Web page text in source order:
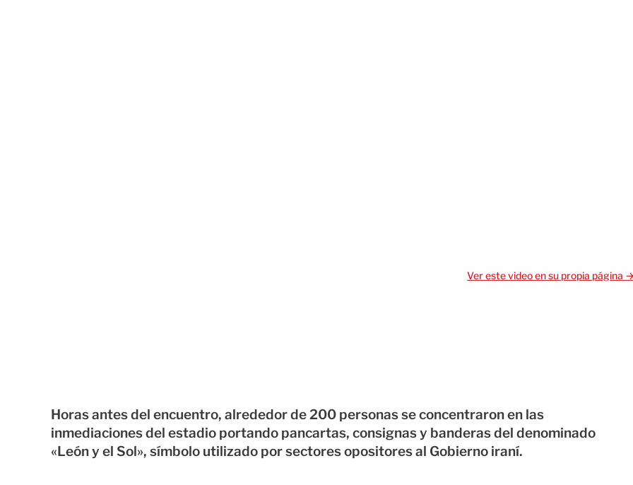
Ver este video en su propia página
Horas antes del encuentro, alrededor de 200 personas se concentraron en las
inmediaciones del estadio portando pancartas, consignas y banderas del denominado
«León y el Sol», símbolo utilizado por sectores opositores al Gobierno iraní.